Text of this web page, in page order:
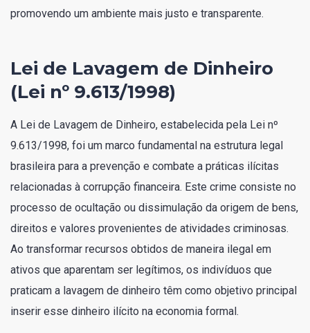
promovendo um ambiente mais justo e transparente.
Lei de Lavagem de Dinheiro
(Lei nº 9.613/1998)
A Lei de Lavagem de Dinheiro, estabelecida pela Lei nº
9.613/1998, foi um marco fundamental na estrutura legal
brasileira para a prevenção e combate a práticas ilícitas
relacionadas à corrupção financeira. Este crime consiste no
processo de ocultação ou dissimulação da origem de bens,
direitos e valores provenientes de atividades criminosas.
Ao transformar recursos obtidos de maneira ilegal em
ativos que aparentam ser legítimos, os indivíduos que
praticam a lavagem de dinheiro têm como objetivo principal
inserir esse dinheiro ilícito na economia formal.